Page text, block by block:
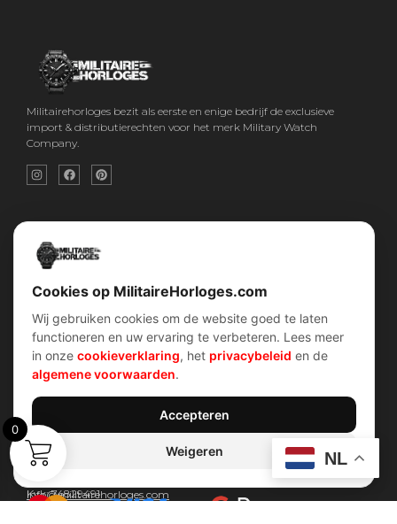
Militairehorloges bezit als eerste en enige bedrijf de exclusieve
import & distributierechten voor het merk Military Watch
Company.
Snel menu
Home
Over ons
Contact
Shop
Categorieën
klantenservice
Verzend & retour
Garantiebeleid
Privacybeleid
Verhalen
Duikers horloges
Contact Info
Kvk: 74829491
Info@militairehorloges.com
Cookies op MilitaireHorloges.com
Wij gebruiken cookies om de website goed te laten
functioneren en uw ervaring te verbeteren. Lees meer
in onze cookieverklaring, het privacybeleid en de
algemene voorwaarden.
Accepteren
Weigeren NL
0